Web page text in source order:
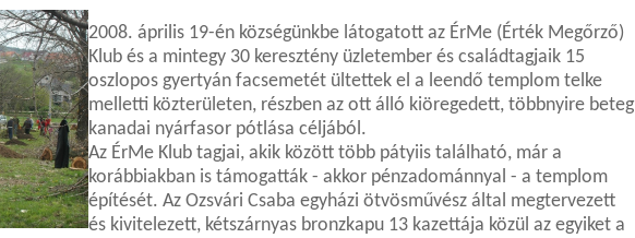
2008. április 19-én községünkbe látogatott az ÉrMe (Érték Megőrző)
Klub és a mintegy 30 keresztény üzletember és családtagjaik 15
oszlopos gyertyán facsemetét ültettek el a leendő templom telke
melletti közterületen, részben az ott álló kiöregedett, többnyire beteg
kanadai nyárfasor pótlása céljából.
Az ÉrMe Klub tagjai, akik között több pátyiis található, már a
korábbiakban is támogatták - akkor pénzadománnyal - a templom
építését. Az Ozsvári Csaba egyházi ötvösművész által megtervezett
és kivitelezett, kétszárnyas bronzkapu 13 kazettája közül az egyiket a